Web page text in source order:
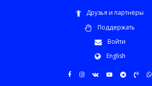
Друзья и партнёры
Поддержать
Войти
English